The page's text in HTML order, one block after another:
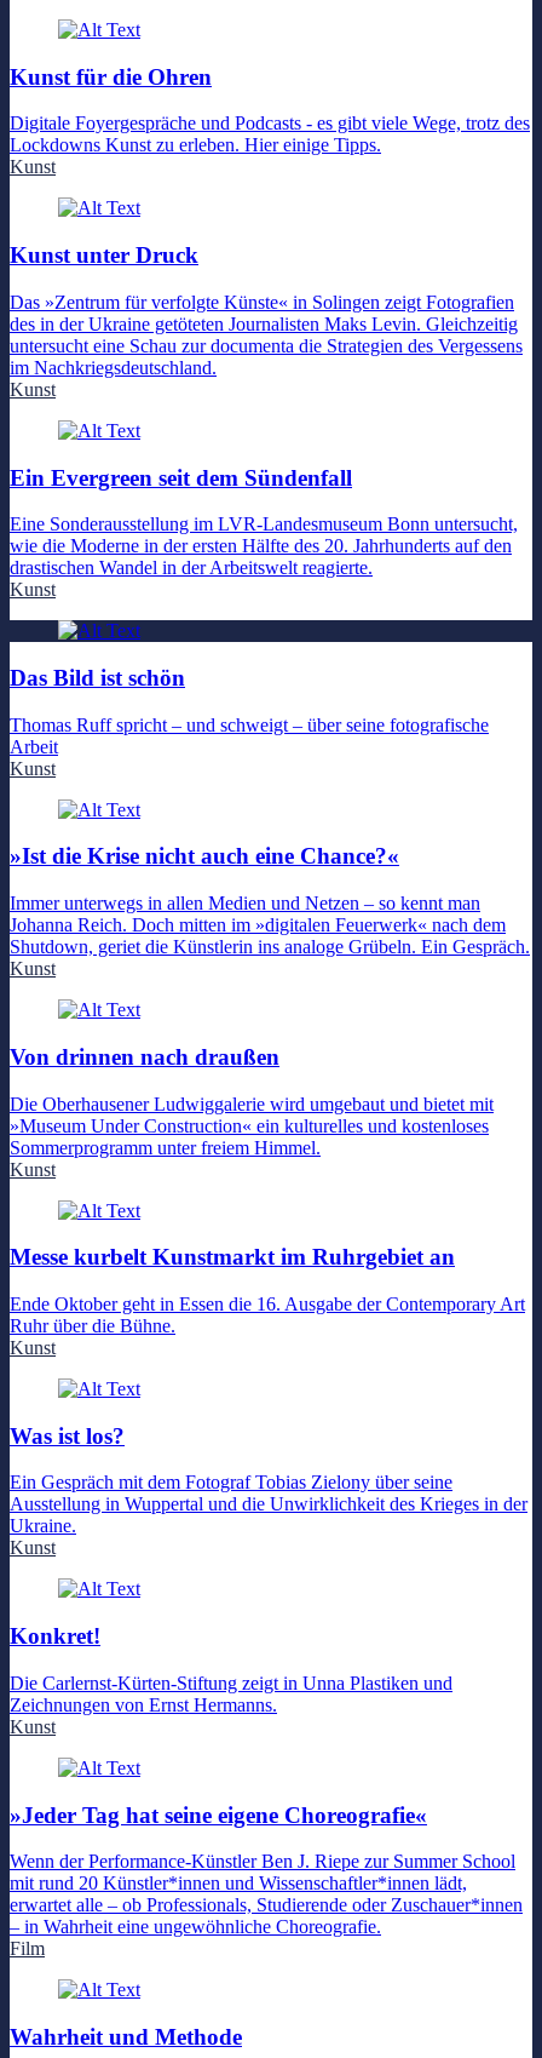
Kunst für die Ohren
Digitale Foyergespräche und Podcasts - es gibt viele Wege, trotz des
Lockdowns Kunst zu erleben. Hier einige Tipps.
Kunst
Kunst unter Druck
Das »Zentrum für verfolgte Künste« in Solingen zeigt Fotografien
des in der Ukraine getöteten Journalisten Maks Levin. Gleichzeitig
untersucht eine Schau zur documenta die Strategien des Vergessens
im Nachkriegsdeutschland.
Kunst
Ein Evergreen seit dem Sündenfall
Eine Sonderausstellung im LVR-Landesmuseum Bonn untersucht,
wie die Moderne in der ersten Hälfte des 20. Jahrhunderts auf den
drastischen Wandel in der Arbeitswelt reagierte.
Kunst
Das Bild ist schön
Thomas Ruff spricht – und schweigt – über seine fotografische
Arbeit
Kunst
»Ist die Krise nicht auch eine Chance?«
Immer unterwegs in allen Medien und Netzen – so kennt man
Johanna Reich. Doch mitten im »digitalen Feuerwerk« nach dem
Shutdown, geriet die Künstlerin ins analoge Grübeln. Ein Gespräch.
Kunst
Von drinnen nach draußen
Die Oberhausener Ludwiggalerie wird umgebaut und bietet mit
»Museum Under Construction« ein kulturelles und kostenloses
Sommerprogramm unter freiem Himmel.
Kunst
Messe kurbelt Kunstmarkt im Ruhrgebiet an
Ende Oktober geht in Essen die 16. Ausgabe der Contemporary Art
Ruhr über die Bühne.
Kunst
Was ist los?
Ein Gespräch mit dem Fotograf Tobias Zielony über seine
Ausstellung in Wuppertal und die Unwirklichkeit des Krieges in der
Ukraine.
Kunst
Konkret!
Die Carlernst-Kürten-Stiftung zeigt in Unna Plastiken und
Zeichnungen von Ernst Hermanns.
Kunst
»Jeder Tag hat seine eigene Choreografie«
Wenn der Performance-Künstler Ben J. Riepe zur Summer School
mit rund 20 Künstler*innen und Wissenschaftler*innen lädt,
erwartet alle – ob Professionals, Studierende oder Zuschauer*innen
– in Wahrheit eine ungewöhnliche Choreografie.
Film
Wahrheit und Methode